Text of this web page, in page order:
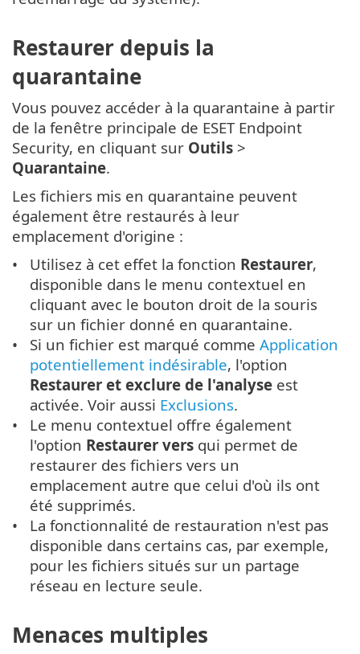
Restaurer depuis la
quarantaine
Vous pouvez accéder à la quarantaine à partir
de la fenêtre principale de ESET Endpoint
Security, en cliquant sur Outils >
Quarantaine.
Les fichiers mis en quarantaine peuvent
également être restaurés à leur
emplacement d'origine :
Utilisez à cet effet la fonction Restaurer,
disponible dans le menu contextuel en
cliquant avec le bouton droit de la souris
sur un fichier donné en quarantaine.
Si un fichier est marqué commeApplication
potentiellement indésirable, l'option
Restaurer et exclure de l'analyse est
activée. Voir aussi Exclusions.
Le menu contextuel offre également
l'option Restaurer vers qui permet de
restaurer des fichiers vers un
emplacement autre que celui d'où ils ont
été supprimés.
La fonctionnalité de restauration n'est pas
disponible dans certains cas, par exemple,
pour les fichiers situés sur un partage
réseau en lecture seule.
Menaces multiples